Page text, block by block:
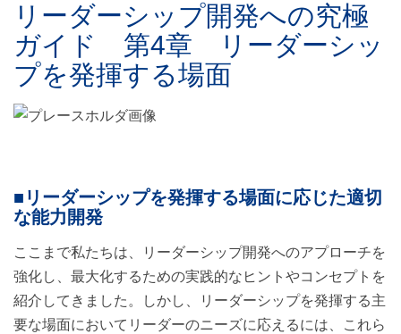
リーダーシップ開発への究極
ガイド 第4章 リーダーシッ
プを発揮する場面
■リーダーシップを発揮する場面に応じた適切
な能力開発
ここまで私たちは、リーダーシップ開発へのアプローチを
強化し、最大化するための実践的なヒントやコンセプトを
紹介してきました。しかし、リーダーシップを発揮する主
要な場面においてリーダーのニーズに応えるには、これら